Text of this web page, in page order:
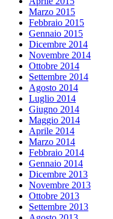
Marzo 2015
Febbraio 2015
Gennaio 2015
Dicembre 2014
Novembre 2014
Ottobre 2014
Settembre 2014
Agosto 2014
Luglio 2014
Giugno 2014
Maggio 2014
Aprile 2014
Marzo 2014
Febbraio 2014
Gennaio 2014
Dicembre 2013
Novembre 2013
Ottobre 2013
Settembre 2013